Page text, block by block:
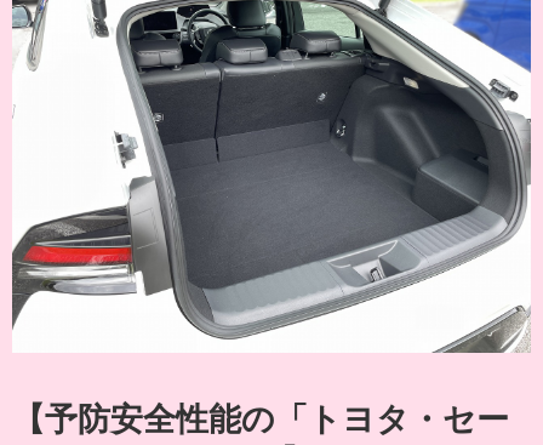
【予防安全性能の「トヨタ・セー